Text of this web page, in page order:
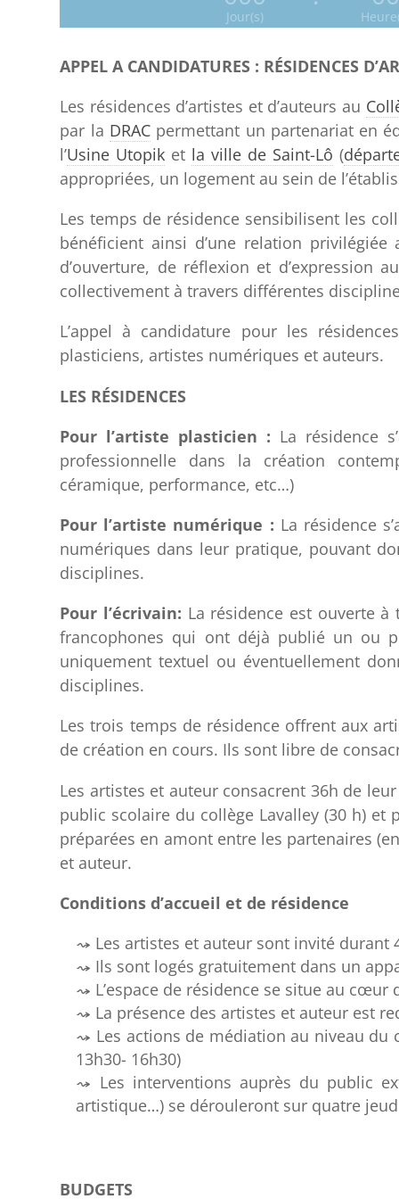
Jour(s)
APPEL A CANDIDATURES : RÉSIDENCES
Les résidences d’artistes et d’auteurs au
par la DRACpermettant un partenariat en
l’Usine Utopik et la ville de Saint-Lô (
appropriées, un logement au sein de
Les temps de résidence sensibilisent les
bénéficient ainsi d’une relation
d’ouverture, de réflexion et d’expression
collectivement à travers différentes
L’appel à candidature pour les
plasticiens, artistes numériques et auteurs.
LES RÉSIDENCES
Pour l’artiste plasticien : La résidence
professionnelle dans la création
céramique, performance, etc…)
Pour l’artiste numérique : La résidence
numériques dans leur pratique, pouvant
disciplines.
Pour l’écrivain: La résidence est ouverte
francophones qui ont déjà publié un ou
uniquement textuel ou éventuellement
disciplines.
Les trois temps de résidence offrent aux
de création en cours. Ils sont libre de
Les artistes et auteur consacrent 36h de
public scolaire du collège Lavalley (30 h)
préparées en amont entre les partenaires
et auteur.
Conditions d’accueil et de résidence
Les artistes et auteur sont invité durant
Ils sont logés gratuitement dans un
L’espace de résidence se situe au
La présence des artistes et auteur est
Les actions de médiation au niveau
13h30- 16h30)
Les interventions auprès du public
artistique…) se dérouleront sur quatre
BUDGETS